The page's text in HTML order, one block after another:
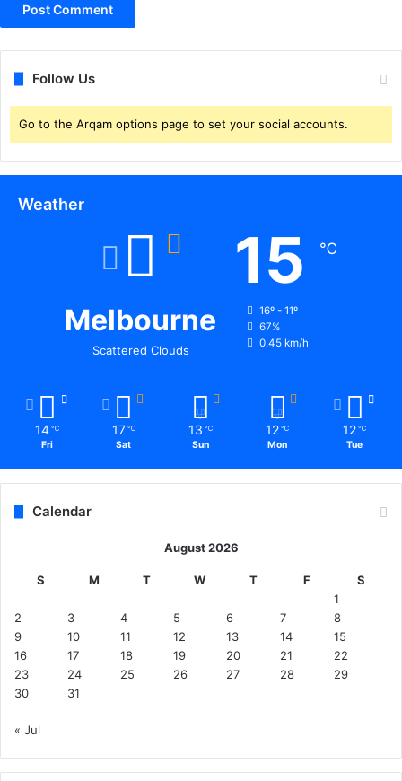
च्चों
प
र
री
,
शि
क्ष
क
सं
ग
Follow Us
Go to the Arqam options page to set your social accounts.
Weather
Melbourne
Scattered Clouds
15 ℃
16º - 11º
67%
0.45 km/h
14 ℃
Fri
17 ℃
Sat
13 ℃
Sun
12 ℃
Mon
12 ℃
Tue
Calendar
August 2026
S M T W T F
S
1
2
3 4 5 6 7
8
9
10 11 12 13 14
15
16
17 18 19 20 21
22
23
24 25 26 27 28
29
30
31
« Jul